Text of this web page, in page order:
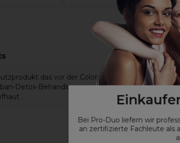
Bei Pro-Duo liefern wir
an zertifizierte Fachleute als
das vor der Coloration aufgetragen wird
Detox-Behandlung verwendet werden